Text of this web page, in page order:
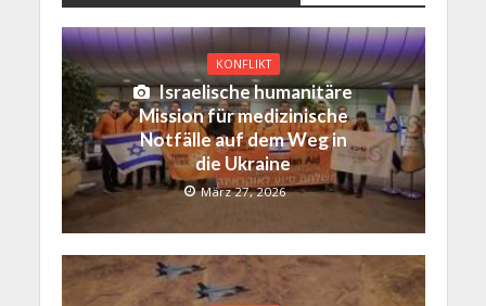
KONFLIKT
Israelische humanitäre
Mission für medizinische
Notfälle auf dem Weg in
die Ukraine
März 27, 2026